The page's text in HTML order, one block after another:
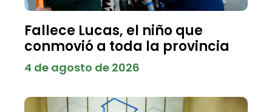
Fallece Lucas, el niño que
conmovió a toda la provincia
4 de agosto de 2026